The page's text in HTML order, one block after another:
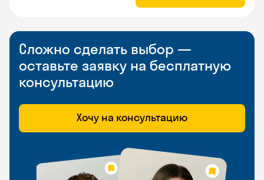
Сложно сделать выбор —
оставьте заявку на бесплатную
консультацию
Хочу на консультацию